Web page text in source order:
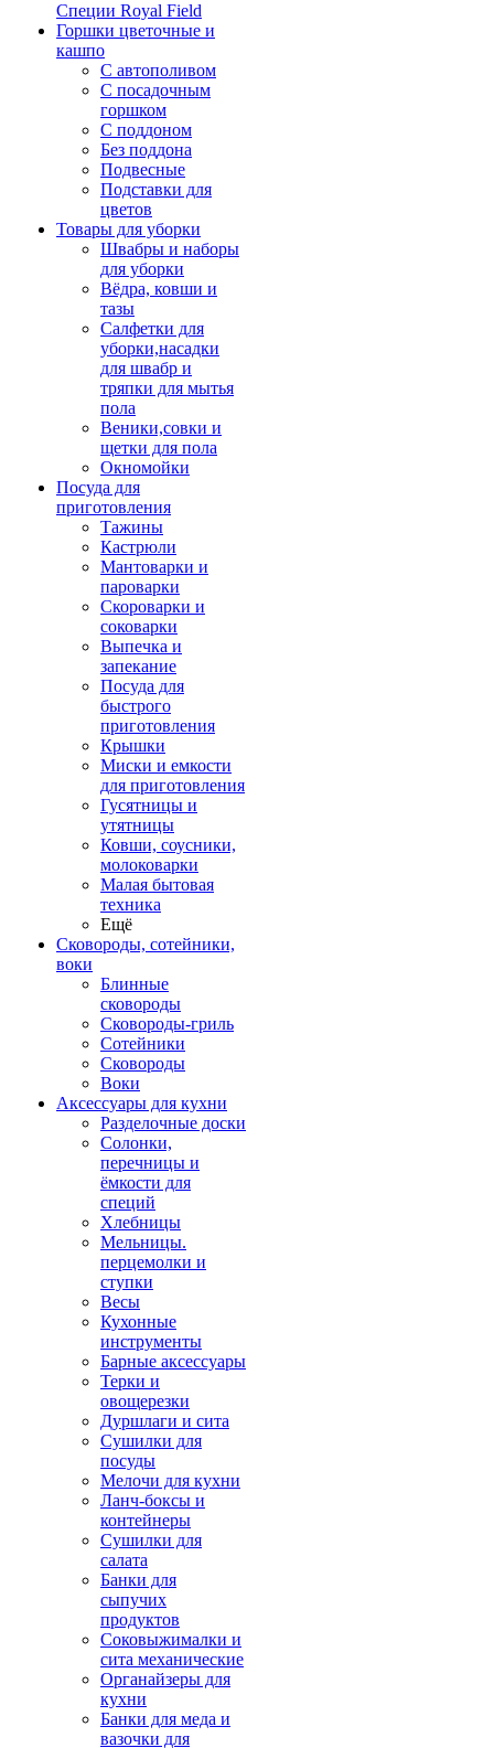
Специи Royal Field
Горшки цветочные и
кашпо
С автополивом
С посадочным
горшком
С поддоном
Без поддона
Подвесные
Подставки для
цветов
Товары для уборки
Швабры и наборы
для уборки
Вёдра, ковши и
тазы
Салфетки для
уборки,насадки
для швабр и
тряпки для мытья
пола
Веники,совки и
щетки для пола
Окномойки
Посуда для
приготовления
Тажины
Кастрюли
Мантоварки и
пароварки
Скороварки и
соковарки
Выпечка и
запекание
Посуда для
быстрого
приготовления
Крышки
Миски и емкости
для приготовления
Гусятницы и
утятницы
Ковши, соусники,
молоковарки
Малая бытовая
техника
Ещё
Сковороды, сотейники,
воки
Блинные
сковороды
Сковороды-гриль
Сотейники
Сковороды
Воки
Аксессуары для кухни
Разделочные доски
Солонки,
перечницы и
ёмкости для
специй
Хлебницы
Мельницы.
перцемолки и
ступки
Весы
Кухонные
инструменты
Барные аксессуары
Терки и
овощерезки
Дуршлаги и сита
Сушилки для
посуды
Мелочи для кухни
Ланч-боксы и
контейнеры
Сушилки для
салата
Банки для
сыпучих
продуктов
Соковыжималки и
сита механические
Органайзеры для
кухни
Банки для меда и
вазочки для